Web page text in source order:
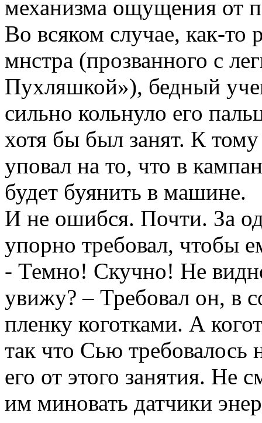
механизма ощущения от
Во всяком случае, как-то
мнстра (прозванного с
Пухляшкой»), бедный
сильно кольнуло его
хотя бы был занят. К
уповал на то, что в
будет буянить в машине.
И не ошибся. Почти. За
упорно требовал, чтобы
- Темно! Скучно! Не
увижу? – Требовал он, в
пленку коготками. А
так что Сью требовалось
его от этого занятия. Не
им миновать датчики